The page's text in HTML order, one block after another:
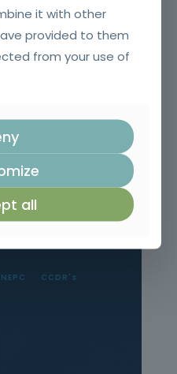
CCDR's
it with other
provided to them
from your use of
all